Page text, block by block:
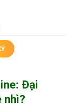
Đại
nhì?